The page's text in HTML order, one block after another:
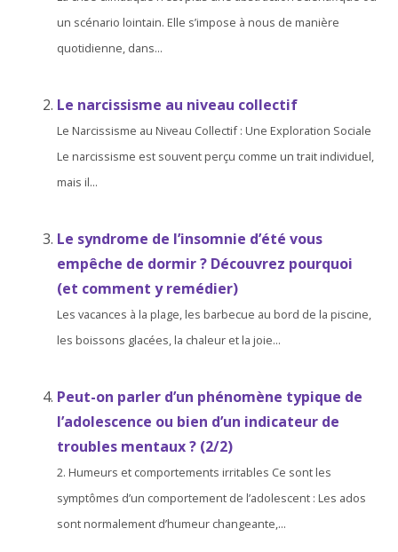
un scénario lointain. Elle s’impose à nous de manière
quotidienne, dans...
Le narcissisme au niveau collectif
Le Narcissisme au Niveau Collectif : Une Exploration Sociale
Le narcissisme est souvent perçu comme un trait individuel,
mais il...
Le syndrome de l’insomnie d’été vous
empêche de dormir ? Découvrez pourquoi
(et comment y remédier)
Les vacances à la plage, les barbecue au bord de la piscine,
les boissons glacées, la chaleur et la joie...
Peut-on parler d’un phénomène typique de
l’adolescence ou bien d’un indicateur de
troubles mentaux ? (2/2)
2. Humeurs et comportements irritables Ce sont les
symptômes d’un comportement de l’adolescent : Les ados
sont normalement d’humeur changeante,...